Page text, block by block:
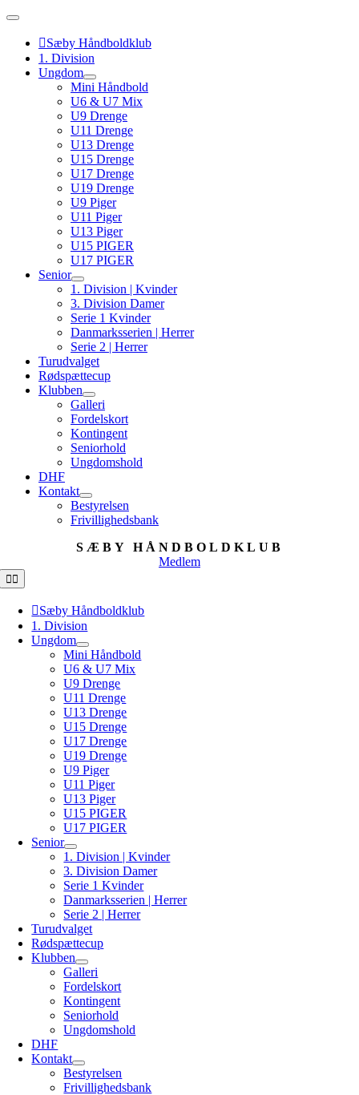
Skip
content Sæby Håndboldklub
1. Division
Ungdom
Mini Håndbold
U6 & U7 Mix
U9 Drenge
U11 Drenge
U13 Drenge
U15 Drenge
U17 Drenge
U19 Drenge
U9 Piger
U11 Piger
U13 Piger
U15 PIGER
U17 PIGER
Senior
1. Division | Kvinder
3. Division Damer
Serie 1 Kvinder
Danmarksserien | Herrer
Serie 2 | Herrer
Turudvalget
Rødspættecup
Klubben
Galleri
Fordelskort
Kontingent
Seniorhold
Ungdomshold
DHF
Kontakt
Bestyrelsen
Frivillighedsbank
SÆBY HÅNDBOLDKLUB
Medlem
Toggle
Navigation
Sæby Håndboldklub
1. Division
Ungdom
Mini Håndbold
U6 & U7 Mix
U9 Drenge
U11 Drenge
U13 Drenge
U15 Drenge
U17 Drenge
U19 Drenge
U9 Piger
U11 Piger
U13 Piger
U15 PIGER
U17 PIGER
Senior
1. Division | Kvinder
3. Division Damer
Serie 1 Kvinder
Danmarksserien | Herrer
Serie 2 | Herrer
Turudvalget
Rødspættecup
Klubben
Galleri
Fordelskort
Kontingent
Seniorhold
Ungdomshold
DHF
Kontakt
Bestyrelsen
Frivillighedsbank